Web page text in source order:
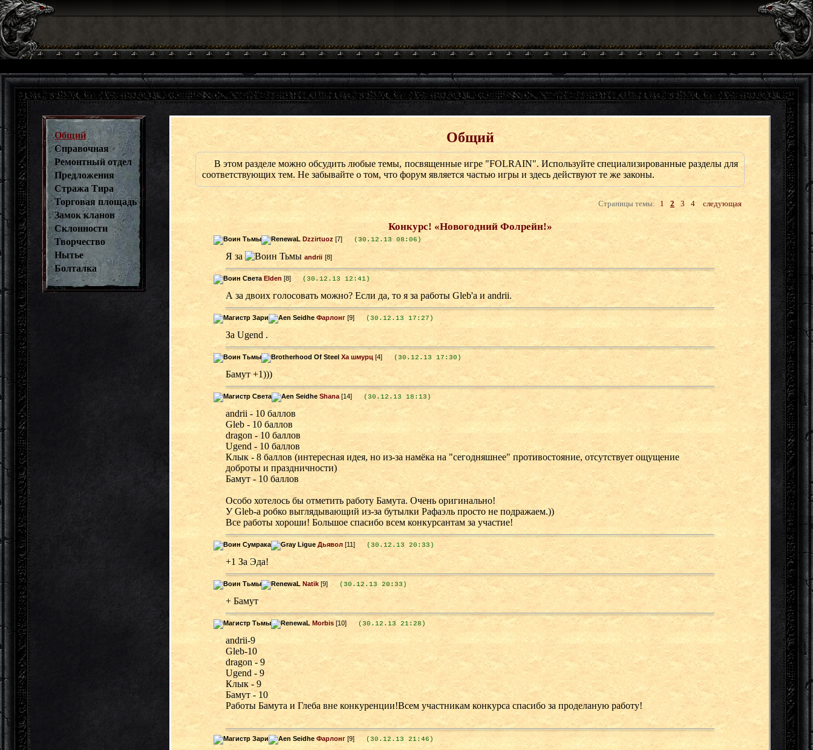
Общий
Справочная
Ремонтный отдел
Предложения
Стража Тира
Торговая площадь
Замок кланов
Склонности
Творчество
Нытье
Болталка
Общий
В этом разделе можно обсудить любые темы, посвященные игре "FOLRAIN". Используйте специализированные разделы для
соответствующих тем. Не забывайте о том, что форум является частью игры и здесь действуют те же законы.
Страницы темы: 1 2 3 4 следующая
Конкурс! «Новогодний Фолрейн!»
Dzzirtuoz [7] (30.12.13 08:06)
Я за andrii [8]
Elden [8] (30.12.13 12:41)
А за двоих голосовать можно? Если да, то я за работы Gleb'а и andrii.
Фарлонг [9] (30.12.13 17:27)
За Ugend .
Ха шмурц [4] (30.12.13 17:30)
Бамут +1)))
Shana [14] (30.12.13 18:13)
andrii - 10 баллов
Gleb - 10 баллов
dragon - 10 баллов
Ugend - 10 баллов
Клык - 8 баллов (интересная идея, но из-за намёка на "сегодняшнее" противостояние, отсутствует ощущение
доброты и праздничности)
Бамут - 10 баллов
Особо хотелось бы отметить работу Бамута. Очень оригинально!
У Gleb-а робко выглядывающий из-за бутылки Рафаэль просто не подражаем.))
Все работы хороши! Большое спасибо всем конкурсантам за участие!
Дьявол [11] (30.12.13 20:33)
+1 За Эда!
Natik [9] (30.12.13 20:33)
+ Бамут
Morbis [10] (30.12.13 21:28)
andrii-9
Gleb-10
dragon - 9
Ugend - 9
Клык - 9
Бамут - 10
Работы Бамута и Глеба вне конкуренции!Всем участникам конкурса спасибо за проделаную работу!
Фарлонг [9] (30.12.13 21:46)